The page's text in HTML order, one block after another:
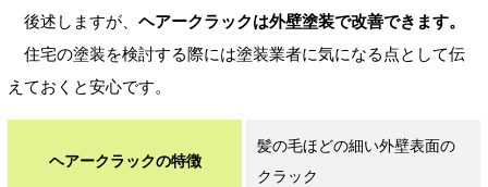
後述しますが、 ヘアークラックは外壁塗装で改善できます。
住宅の塗装を検討する際には塗装業者に気になる点として伝
えておくと安心です。
ヘアークラックの特徴
髪の毛ほどの細い外壁表面の
クラック